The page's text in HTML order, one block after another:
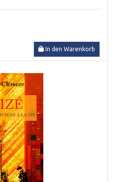
In den Warenkorb